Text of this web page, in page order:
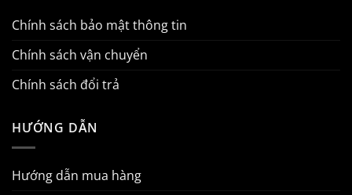
Chính sách bảo mật thông tin
Chính sách vận chuyển
Chính sách đổi trả
HƯỚNG DẪN
Hướng dẫn mua hàng